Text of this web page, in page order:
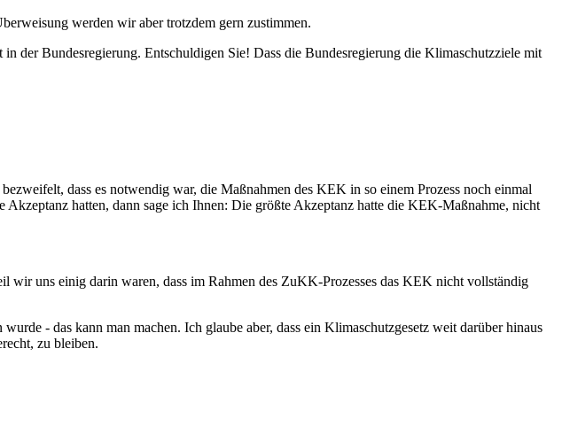
werden wir aber trotzdem gern zustimmen.
Bundesregierung. Entschuldigen Sie! Dass die Bundesregierung die Klimaschutzziele mit
dass es notwendig war, die Maßnahmen des KEK in so einem Prozess noch einmal
hatten, dann sage ich Ihnen: Die größte Akzeptanz hatte die KEK-Maßnahme, nicht
uns einig darin waren, dass im Rahmen des ZuKK-Prozesses das KEK nicht vollständig
- das kann man machen. Ich glaube aber, dass ein Klimaschutzgesetz weit darüber hinaus
zu bleiben.